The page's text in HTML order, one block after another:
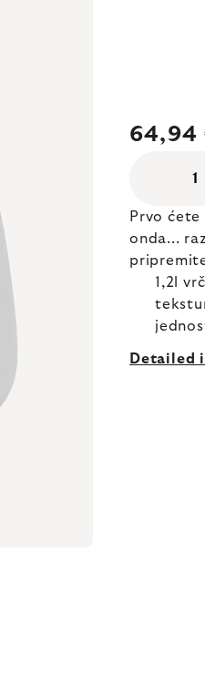
64,94
Prvo
onda...
1,2l vrč
Detailed